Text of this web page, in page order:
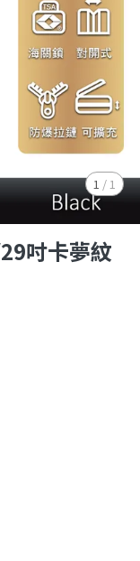
1 / 1
吋卡夢紋